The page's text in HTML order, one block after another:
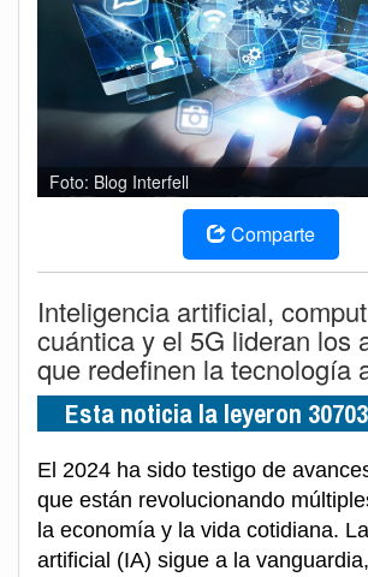
Foto: Blog Interfell
Comparte
Inteligencia artificial,
cuántica y el 5G lideran los
que redefinen la tecnología
Esta noticia la leyeron
El 2024 ha sido testigo de
que están revolucionando
la economía y la vida cotidiana.
artificial (IA) sigue a la